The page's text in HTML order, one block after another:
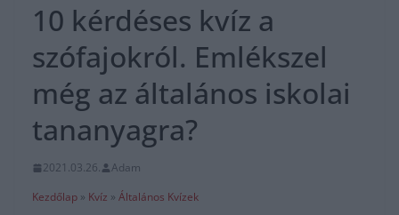
10 kérdéses kvíz a
szófajokról. Emlékszel
még az általános iskolai
tananyagra?
2021.03.26.
Adam
Kezdőlap » Kvíz » Általános Kvízek